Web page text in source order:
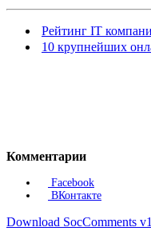
Рейтинг IT
10 крупнейших
Комментарии
Facebook
ВКонтакте
Download SocComments